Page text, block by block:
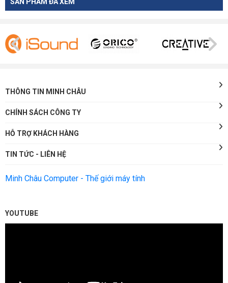
SẢN PHẨM ĐÃ XEM
THÔNG TIN MINH CHÂU
CHÍNH SÁCH CÔNG TY
HỖ TRỢ KHÁCH HÀNG
TIN TỨC - LIÊN HỆ
Minh Châu Computer - Thế giới máy tính
YOUTUBE